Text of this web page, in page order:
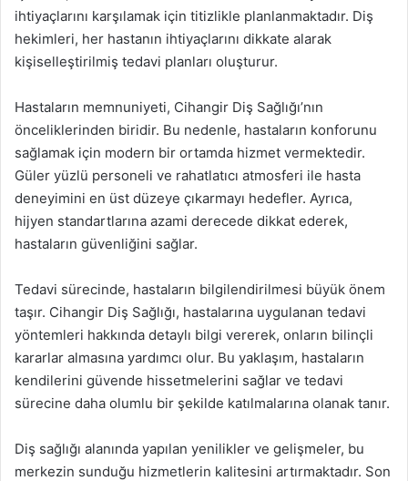
ihtiyaçlarını karşılamak için titizlikle planlanmaktadır. Diş
hekimleri, her hastanın ihtiyaçlarını dikkate alarak
kişiselleştirilmiş tedavi planları oluşturur.
Hastaların memnuniyeti, Cihangir Diş Sağlığı’nın
önceliklerinden biridir. Bu nedenle, hastaların konforunu
sağlamak için modern bir ortamda hizmet vermektedir.
Güler yüzlü personeli ve rahatlatıcı atmosferi ile hasta
deneyimini en üst düzeye çıkarmayı hedefler. Ayrıca,
hijyen standartlarına azami derecede dikkat ederek,
hastaların güvenliğini sağlar.
Tedavi sürecinde, hastaların bilgilendirilmesi büyük önem
taşır. Cihangir Diş Sağlığı, hastalarına uygulanan tedavi
yöntemleri hakkında detaylı bilgi vererek, onların bilinçli
kararlar almasına yardımcı olur. Bu yaklaşım, hastaların
kendilerini güvende hissetmelerini sağlar ve tedavi
sürecine daha olumlu bir şekilde katılmalarına olanak tanır.
Diş sağlığı alanında yapılan yenilikler ve gelişmeler, bu
merkezin sunduğu hizmetlerin kalitesini artırmaktadır. Son